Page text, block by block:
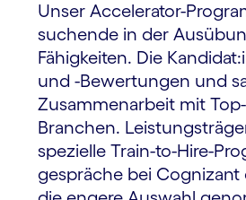
Unser Accelerator-
suchende in der
Fähigkeiten. Die
und -Bewertungen und
Zusammen­arbeit mit
Branchen.
spezielle Train-to-Hire-
gespräche bei Cognizant